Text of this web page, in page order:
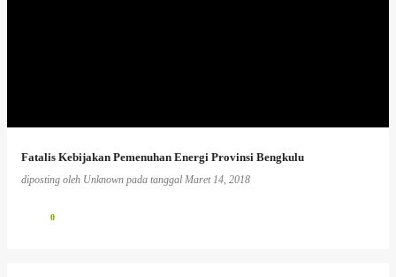
Fatalis Kebijakan Pemenuhan Energi Provinsi Bengkulu
diposting oleh Unknown pada tanggal Maret 14, 2018
0